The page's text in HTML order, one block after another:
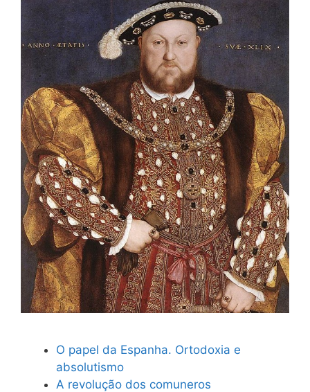
O papel da Espanha. Ortodoxia e
absolutismo
A revolução dos comuneros